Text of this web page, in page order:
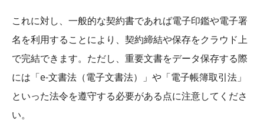
これに対し、一般的な契約書であれば電子印鑑や電子署
名を利用することにより、契約締結や保存をクラウド上
で完結できます。ただし、重要文書をデータ保存する際
には「e-文書法（電子文書法）」や「電子帳簿取引法」
といった法令を遵守する必要がある点に注意してくださ
い。